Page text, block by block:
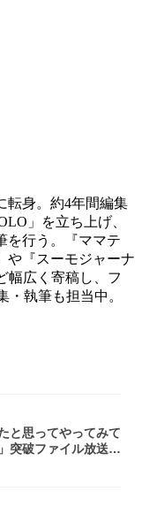
転身。約4年間編集
」を立ち上げ、
を行う。『ママテ
や『スーモジャーナ
幅広く寄稿し、フ
・執筆も担当中。
と思ってやってみて
突破ファイル放送で